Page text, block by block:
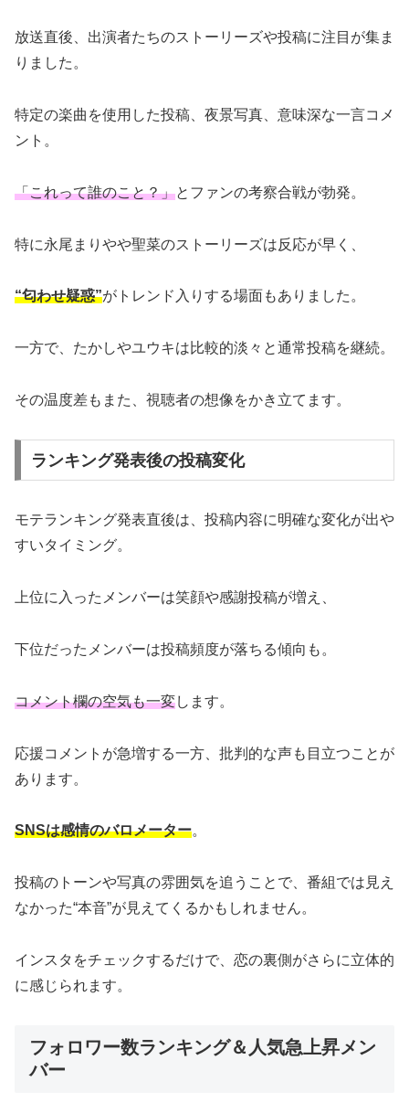
放送直後、出演者たちのストーリーズや投稿に注目が集ま
りました。
特定の楽曲を使用した投稿、夜景写真、意味深な一言コメ
ント。
「これって誰のこと？」とファンの考察合戦が勃発。
特に永尾まりやや聖菜のストーリーズは反応が早く、
“匂わせ疑惑”がトレンド入りする場面もありました。
一方で、たかしやユウキは比較的淡々と通常投稿を継続。
その温度差もまた、視聴者の想像をかき立てます。
ランキング発表後の投稿変化
モテランキング発表直後は、投稿内容に明確な変化が出や
すいタイミング。
上位に入ったメンバーは笑顔や感謝投稿が増え、
下位だったメンバーは投稿頻度が落ちる傾向も。
コメント欄の空気も一変します。
応援コメントが急増する一方、批判的な声も目立つことが
あります。
SNSは感情のバロメーター。
投稿のトーンや写真の雰囲気を追うことで、番組では見え
なかった“本音”が見えてくるかもしれません。
インスタをチェックするだけで、恋の裏側がさらに立体的
に感じられます。
フォロワー数ランキング＆人気急上昇メン
バー